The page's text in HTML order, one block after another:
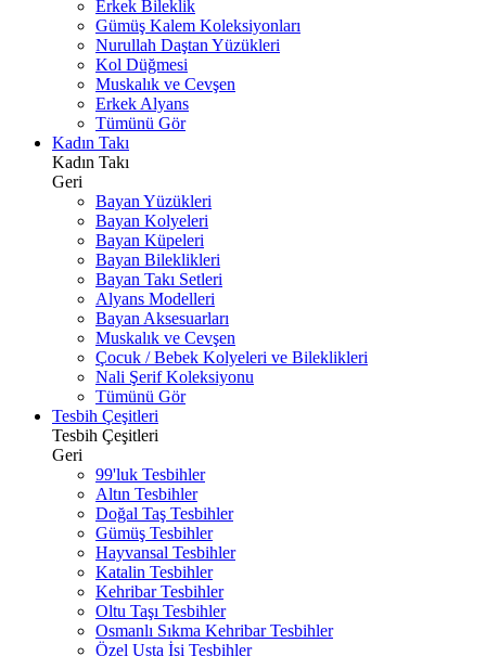
Erkek Bileklik
Gümüş Kalem Koleksiyonları
Nurullah Daştan Yüzükleri
Kol Düğmesi
Muskalık ve Cevşen
Erkek Alyans
Tümünü Gör
Kadın Takı
Kadın Takı
Geri
Bayan Yüzükleri
Bayan Kolyeleri
Bayan Küpeleri
Bayan Bileklikleri
Bayan Takı Setleri
Alyans Modelleri
Bayan Aksesuarları
Muskalık ve Cevşen
Çocuk / Bebek Kolyeleri ve Bileklikleri
Nali Şerif Koleksiyonu
Tümünü Gör
Tesbih Çeşitleri
Tesbih Çeşitleri
Geri
99'luk Tesbihler
Altın Tesbihler
Doğal Taş Tesbihler
Gümüş Tesbihler
Hayvansal Tesbihler
Katalin Tesbihler
Kehribar Tesbihler
Oltu Taşı Tesbihler
Osmanlı Sıkma Kehribar Tesbihler
Özel Usta İşi Tesbihler